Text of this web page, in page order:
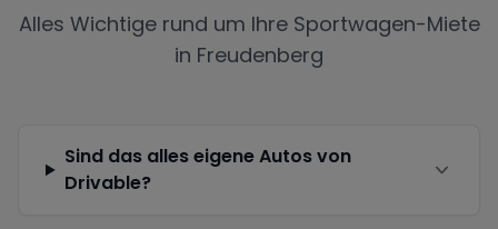
Alles Wichtige rund um Ihre Sportwagen-Miete
in Freudenberg
Sind das alles eigene Autos von
Drivable?